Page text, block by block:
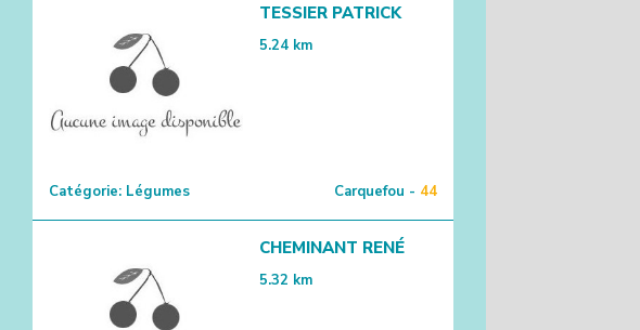
TESSIER PATRICK
5.24 km
Catégorie: Légumes Carquefou - 44
CHEMINANT RENÉ
5.32 km